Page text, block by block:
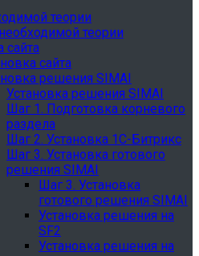
теории
теории
сайта
сайта
решения SIMAI
Установка решения SIMAI
Шаг 1. Подготовка корневого
раздела
Шаг 2. Установка 1С-Битрикс
Шаг 3. Установка готового
решения SIMAI
Шаг 3. Установка
готового решения SIMAI
Установка решения на
SF2
Установка решения на